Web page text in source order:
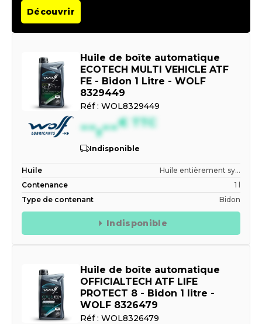
Découvrir
Huile de boîte automatique
ECOTECH MULTI VEHICLE ATF
FE - Bidon 1 Litre - WOLF
8329449
Réf : WOL8329449
--,--€ TTC
Indisponible
Huile
Huile entièrement sy...
Contenance
1 l
Type de contenant
Bidon
Indisponible
Huile de boîte automatique
OFFICIALTECH ATF LIFE
PROTECT 8 - Bidon 1 litre -
WOLF 8326479
Réf : WOL8326479